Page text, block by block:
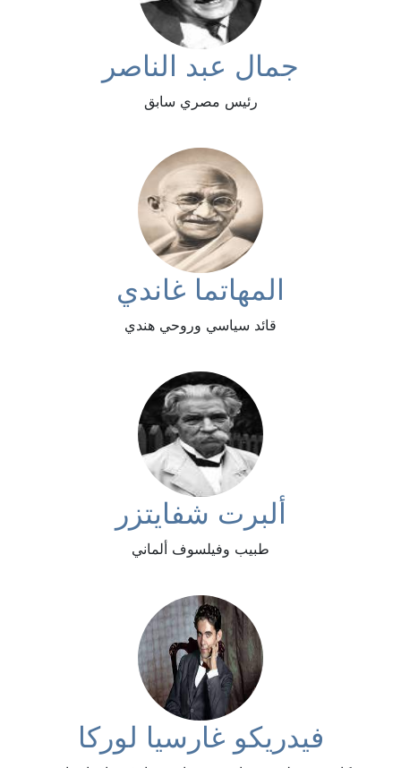
جمال عبد الناصر
رئيس مصري سابق
المهاتما غاندي
قائد سياسي وروحي هندي
ألبرت شفايتزر
طبيب وفيلسوف ألماني
فيدريكو غارسيا لوركا